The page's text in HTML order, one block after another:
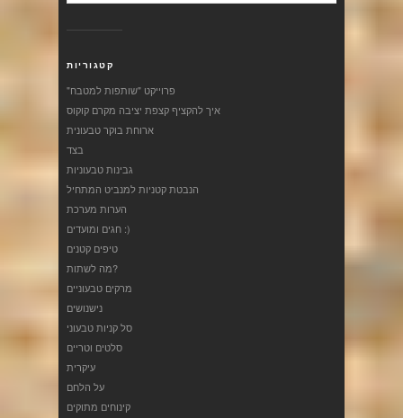
קטגוריות
"פרוייקט "שותפות למטבח
איך להקציף קצפת יציבה מקרם קוקוס
ארוחת בוקר טבעונית
בצד
גבינות טבעוניות
הנבטת קטניות למנביט המתחיל
הערות מערכת
חגים ומועדים :)
טיפים קטנים
מה לשתות?
מרקים טבעוניים
נישנושים
סל קניות טבעוני
סלטים וטריים
עיקרית
על הלחם
קינוחים מתוקים